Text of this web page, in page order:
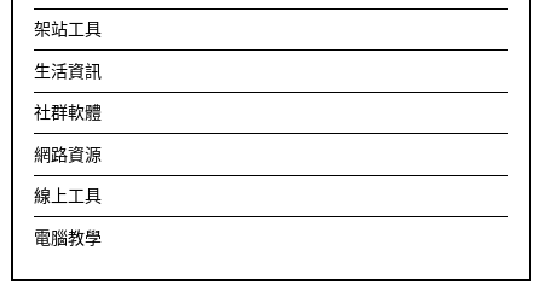
架站工具
生活資訊
社群軟體
網路資源
線上工具
電腦教學